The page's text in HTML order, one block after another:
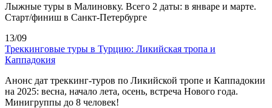
Лыжные туры в Малиновку. Всего 2 даты: в январе и марте.
Старт/финиш в Санкт-Петербурге
13/09
Треккинговые туры в Турцию: Ликийская тропа и
Каппадокия
Анонс дат треккинг-туров по Ликийской тропе и Каппадокии
на 2025: весна, начало лета, осень, встреча Нового года.
Минигруппы до 8 человек!